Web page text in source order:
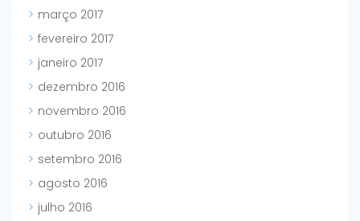
março 2017
fevereiro 2017
janeiro 2017
dezembro 2016
novembro 2016
outubro 2016
setembro 2016
agosto 2016
julho 2016